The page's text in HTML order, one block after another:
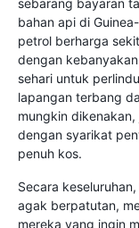
sebarang bayaran
bahan api di
petrol berharga
dengan
sehari untuk
lapangan terbang
mungkin
dengan syarikat
penuh kos.
Secara
agak berpatutan,
mereka yang ingin